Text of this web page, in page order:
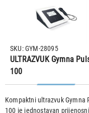
ULTRAZVUK Gymna
100
Kompaktni ultrazvuk Gymna
100 je jednostavan prijenosni
SKU: GYM-28095